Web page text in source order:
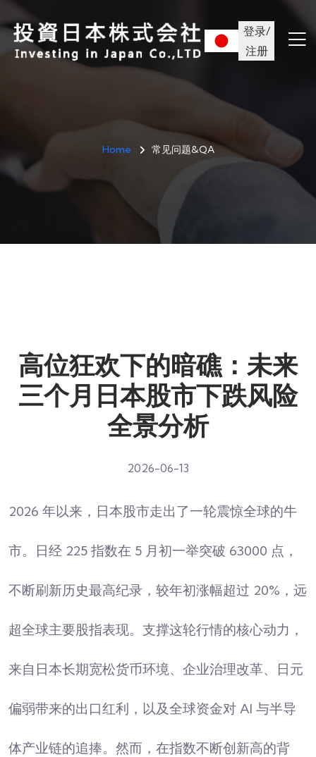
登录/
注册
Home 常见问题&QA
高位狂欢下的暗礁：未来
三个月日本股市下跌风险
全景分析
2026-06-13
2026 年以来，日本股市走出了一轮震惊全球的牛
市。日经 225 指数在 5 月初一举突破 63000 点，
不断刷新历史最高纪录，较年初涨幅超过 20%，远
超全球主要股指表现。支撑这轮行情的核心动力，
来自日本长期宽松货币环境、企业治理改革、日元
偏弱带来的出口红利，以及全球资金对 AI 与半导
体产业链的追捧。然而，在指数不断创新高的背